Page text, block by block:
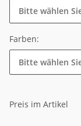
Bitte wählen
Farben:
Bitte wählen
Preis im Artikel